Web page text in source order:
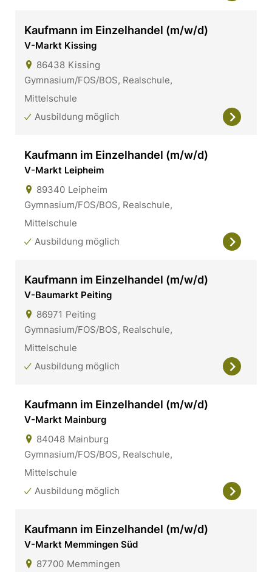
Kaufmann im Einzelhandel (m/w/d)
V-Markt Kissing
86438 Kissing
Gymnasium/FOS/BOS, Realschule,
Mittelschule
Ausbildung möglich
Kaufmann im Einzelhandel (m/w/d)
V-Markt Leipheim
89340 Leipheim
Gymnasium/FOS/BOS, Realschule,
Mittelschule
Ausbildung möglich
Kaufmann im Einzelhandel (m/w/d)
V-Baumarkt Peiting
86971 Peiting
Gymnasium/FOS/BOS, Realschule,
Mittelschule
Ausbildung möglich
Kaufmann im Einzelhandel (m/w/d)
V-Markt Mainburg
84048 Mainburg
Gymnasium/FOS/BOS, Realschule,
Mittelschule
Ausbildung möglich
Kaufmann im Einzelhandel (m/w/d)
V-Markt Memmingen Süd
87700 Memmingen